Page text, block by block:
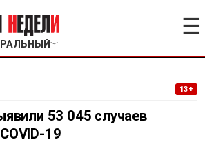
﹀
☰
13+
53 045 случаев
19